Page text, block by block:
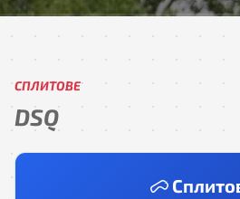
СПЛИТОВЕ
DSQ